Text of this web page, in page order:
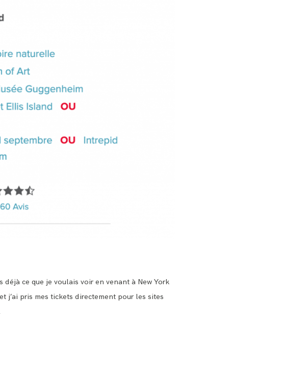
ce que je voulais voir en venant à New York
j’ai pris mes tickets directement pour les sites